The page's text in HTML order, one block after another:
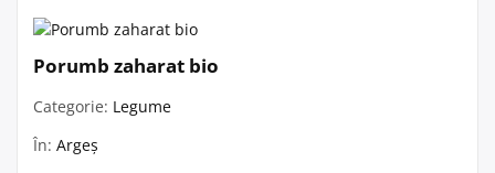
Porumb zaharat bio
Categorie: Legume
În: Argeș